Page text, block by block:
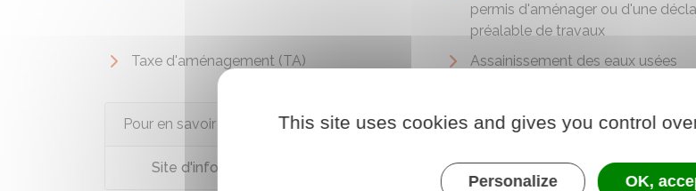
permis d'aménager ou d'une
préalable de travaux
Taxe d'aménagement (TA)
Assainissement des eaux usées
Pour en savoir plus
Site d'information sur la protection des réseaux et canalisations
This site uses cookies and gives you control
Personalize OK,